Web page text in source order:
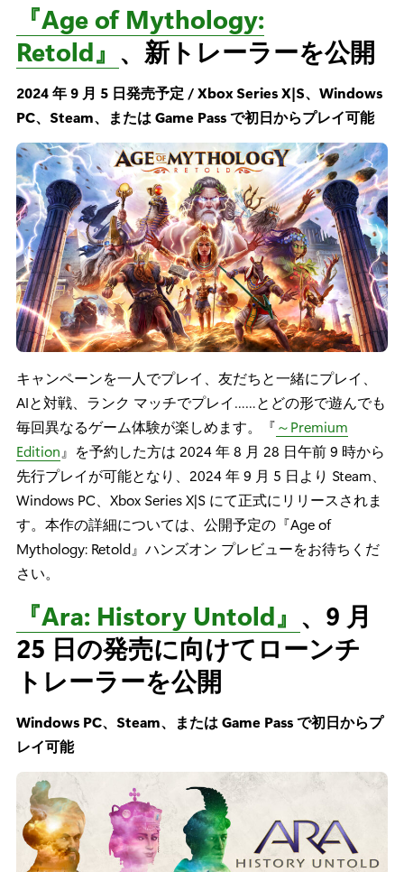
『Age of Mythology:
Retold』 、新トレーラーを公開
2024 年 9 月 5 日発売予定 / Xbox Series X|S、Windows
PC、Steam、または Game Pass で初日からプレイ可能
キャンペーンを一人でプレイ、友だちと一緒にプレイ、
AIと対戦、ランク マッチでプレイ……とどの形で遊んでも
毎回異なるゲーム体験が楽しめます。『～Premium
Edition 』を予約した方は 2024 年 8 月 28 日午前 9 時から
先行プレイが可能となり、2024 年 9 月 5 日より Steam、
Windows PC、Xbox Series X|S にて正式にリリースされま
す。本作の詳細については、公開予定の『Age of
Mythology: Retold』ハンズオン プレビューをお待ちくだ
さい。
『Ara: History Untold』 、9 月
25 日の発売に向けてローンチ
トレーラーを公開
Windows PC、Steam、または Game Pass で初日からプ
レイ可能